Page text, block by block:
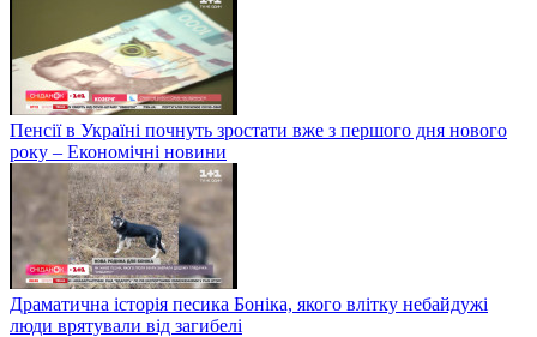
Пенсії в Україні почнуть зростати вже з першого дня нового
року – Економічні новини
Драматична історія песика Боніка, якого влітку небайдужі
люди врятували від загибелі